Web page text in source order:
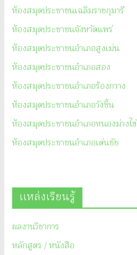
ห้องสมุดประชาชนเฉลิมราชกุมารี
ห้องสมุดประชาชนจังหวัดแพร่
ห้องสมุดประชาชนอำเภอสูงเม่น
ห้องสมุดประชาชนอำเภอสอง
ห้องสมุดประชาชนอำเภอร้องกวาง
ห้องสมุดประชาชนอำเภอวังชิ้น
ห้องสมุดประชาชนอำเภอหนองม่วงไข่
ห้องสมุดประชาชนอำเภอเด่นชัย
แหล่งเรียนรู้
ผลงานวิชาการ
หลักสูตร / หนังสือ